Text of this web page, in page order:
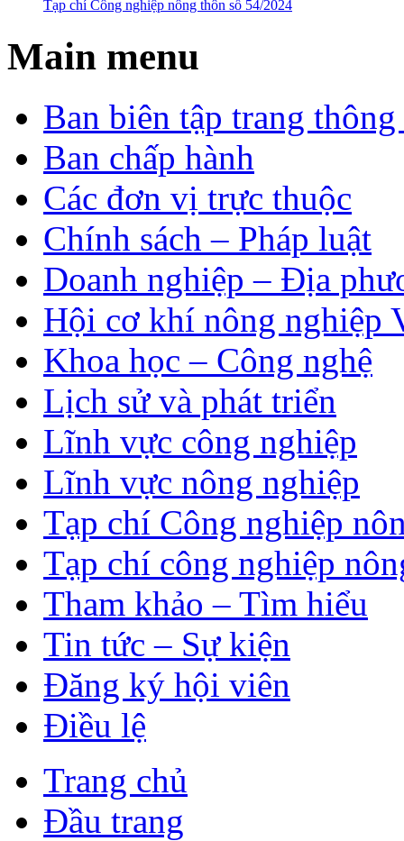
Tạp chí Công nghiệp nông thôn số 54/2024
Main menu
Ban biên tập trang
Ban chấp hành
Các đơn vị trực thuộc
Chính sách – Pháp luật
Doanh nghiệp – Địa
Hội cơ khí nông nghiệp
Khoa học – Công nghệ
Lịch sử và phát triển
Lĩnh vực công nghiệp
Lĩnh vực nông nghiệp
Tạp chí Công nghiệp
Tạp chí công nghiệp
Tham khảo – Tìm hiểu
Tin tức – Sự kiện
Đăng ký hội viên
Điều lệ
Trang chủ
Đầu trang